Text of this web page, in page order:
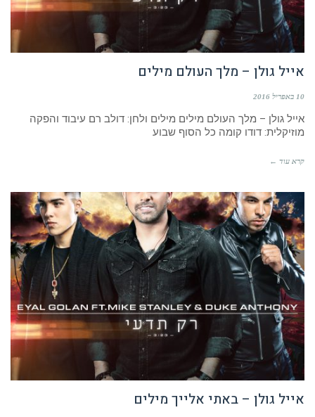
אייל גולן – מלך העולם מילים
10 באפריל 2016
אייל גולן – מלך העולם מילים מילים ולחן: דולב רם עיבוד והפקה
מוזיקלית: דודו קומה כל הסוף שבוע
קרא עוד ←
אייל גולן – באתי אלייך מילים